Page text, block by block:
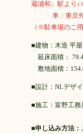
蔵浦和」駅より
車：東京外環
（※駐車場のご
■建物：木造 平屋
延床面積：
敷地面積：
■設計： NLデザ
■施工： 富野工務
■申し込み方法